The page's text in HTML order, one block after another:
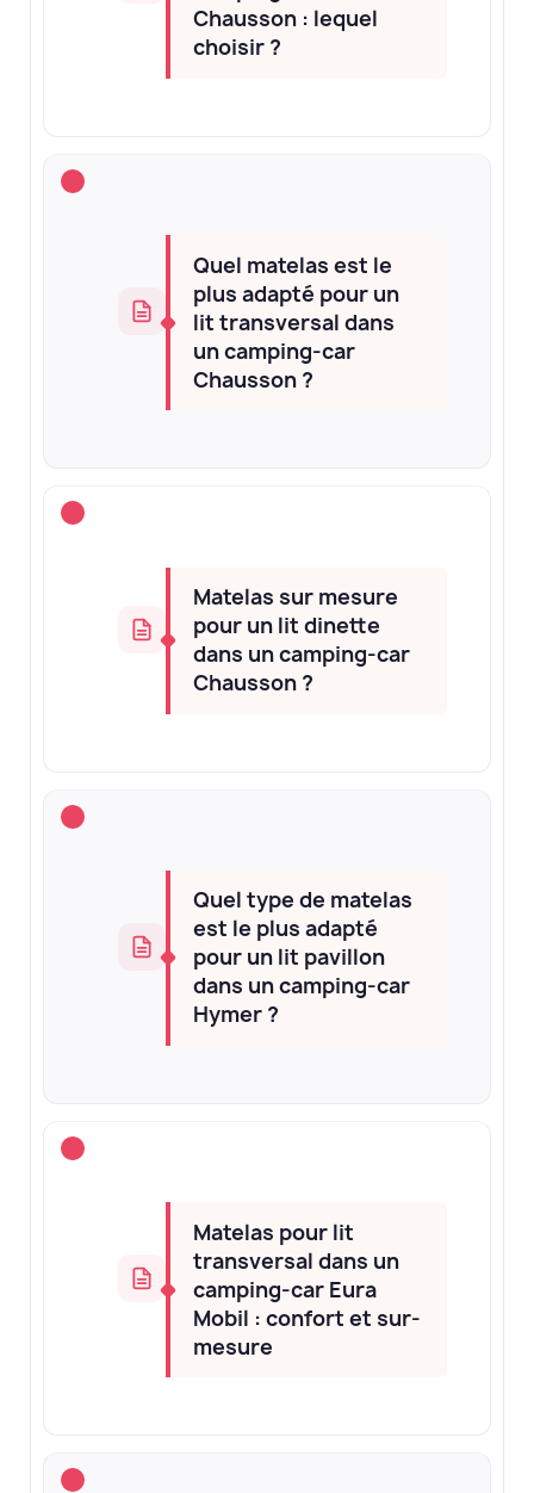
Chausson : lequel
choisir ?
Quel matelas est le
plus adapté pour un
lit transversal dans
un camping-car
Chausson ?
Matelas sur mesure
pour un lit dinette
dans un camping-car
Chausson ?
Quel type de matelas
est le plus adapté
pour un lit pavillon
dans un camping-car
Hymer ?
Matelas pour lit
transversal dans un
camping-car Eura
Mobil : confort et sur-
mesure